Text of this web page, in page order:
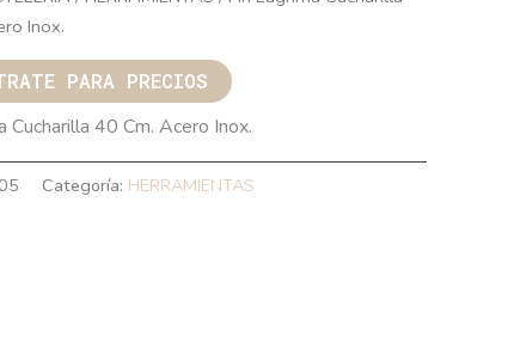
Inox.
PARA PRECIOS
Cucharilla 40 Cm. Acero Inox.
Categoría: HERRAMIENTAS